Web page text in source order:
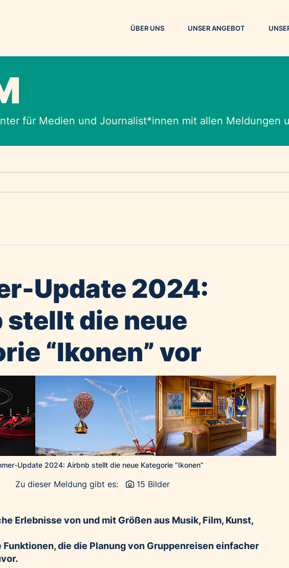
ÜBER UNS UNSER ANGEBOT
für Medien und Journalist*innen mit allen Meldungen
Update 2024:
die neue
“Ikonen” vor
Update 2024: Airbnb stellt die neue Kategorie “Ikonen”
Zu dieser Meldung gibt es: 15 Bilder
Erlebnisse von und mit Größen aus Musik, Film, Kunst,
Funktionen, die die Planung von Gruppenreisen einfacher